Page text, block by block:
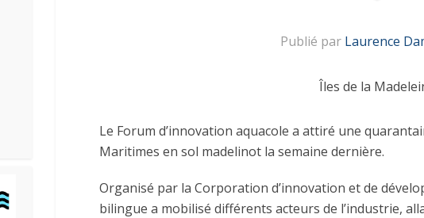
Publié par Laurence
Îles de la
Le Forum d’innovation aquacole a attiré une
Maritimes en sol madelinot la semaine dernière.
Organisé par la Corporation d’innovation et de
bilingue a mobilisé différents acteurs de l’industrie,